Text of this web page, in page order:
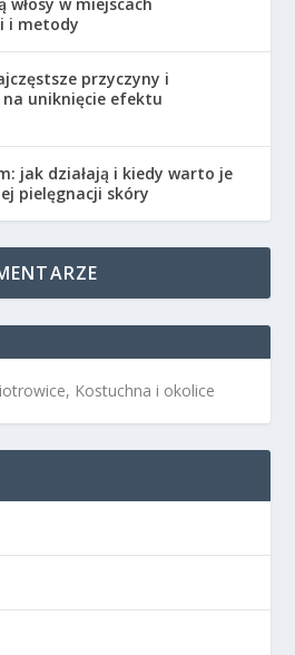
i metody
przyczyny i
na uniknięcie efektu
jak działają i kiedy warto je
pielęgnacji skóry
Kostuchna i okolice